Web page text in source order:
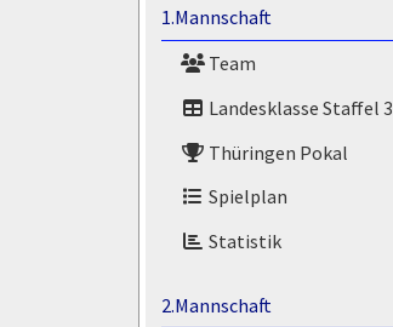
1.Mannschaft
Team
Landesklasse Staffel 3
Thüringen Pokal
Spielplan
Statistik
2.Mannschaft